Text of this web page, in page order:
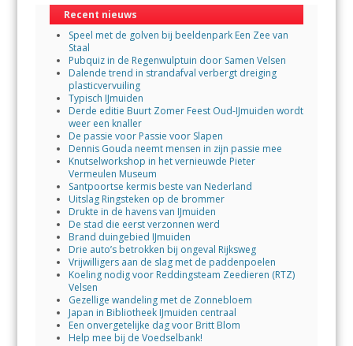
Recent nieuws
Speel met de golven bij beeldenpark Een Zee van
Staal
Pubquiz in de Regenwulptuin door Samen Velsen
Dalende trend in strandafval verbergt dreiging
plasticvervuiling
Typisch IJmuiden
Derde editie Buurt Zomer Feest Oud-IJmuiden wordt
weer een knaller
De passie voor Passie voor Slapen
Dennis Gouda neemt mensen in zijn passie mee
Knutselworkshop in het vernieuwde Pieter
Vermeulen Museum
Santpoortse kermis beste van Nederland
Uitslag Ringsteken op de brommer
Drukte in de havens van IJmuiden
De stad die eerst verzonnen werd
Brand duingebied IJmuiden
Drie auto’s betrokken bij ongeval Rijksweg
Vrijwilligers aan de slag met de paddenpoelen
Koeling nodig voor Reddingsteam Zeedieren (RTZ)
Velsen
Gezellige wandeling met de Zonnebloem
Japan in Bibliotheek IJmuiden centraal
Een onvergetelijke dag voor Britt Blom
Help mee bij de Voedselbank!